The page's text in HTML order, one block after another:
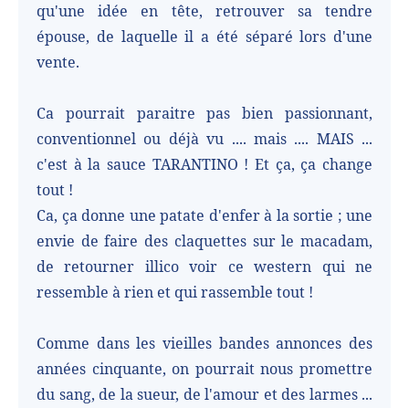
qu'une idée en tête, retrouver sa tendre
épouse, de laquelle il a été séparé lors d'une
vente.
Ca pourrait paraitre pas bien passionnant,
conventionnel ou déjà vu .... mais .... MAIS ...
c'est à la sauce TARANTINO ! Et ça, ça change
tout !
Ca, ça donne une patate d'enfer à la sortie ; une
envie de faire des claquettes sur le macadam,
de retourner illico voir ce western qui ne
ressemble à rien et qui rassemble tout !
Comme dans les vieilles bandes annonces des
années cinquante, on pourrait nous promettre
du sang, de la sueur, de l'amour et des larmes ...